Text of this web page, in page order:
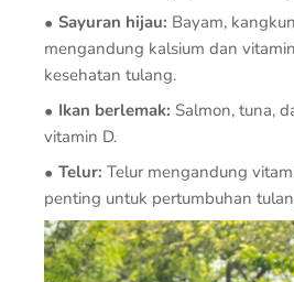
Sayuran hijau: Bayam,
mengandung kalsium dan
kesehatan tulang.
Ikan berlemak: Salmon, tuna,
vitamin D.
Telur: Telur mengandung
penting untuk pertumbuhan